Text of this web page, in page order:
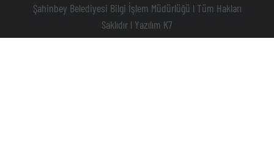
Şahinbey Belediyesi Bilgi İşlem Müdürlüğü l Tüm Hakları
Saklıdır l Yazılım K7